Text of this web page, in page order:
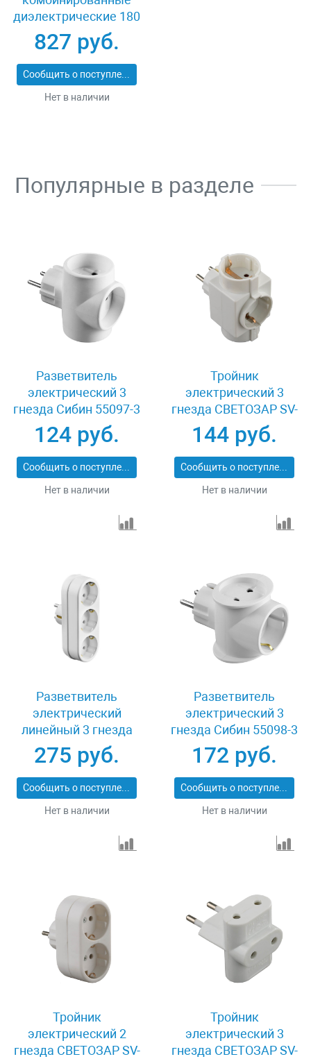
диэлектрические 180
мм Зубр МАСТЕР
ЭЛЕКТРИК 2214-1-
18_z02
827 руб.
Сообщить о поступлении
Нет в наличии
Популярные в разделе
Разветвитель
электрический 3
гнезда Сибин 55097-3
124 руб.
Сообщить о поступлении
Нет в наличии
Тройник
электрический 3
гнезда СВЕТОЗАР SV-
55095
144 руб.
Сообщить о поступлении
Нет в наличии
Разветвитель
электрический
линейный 3 гнезда
Сибин 55099-3
275 руб.
Сообщить о поступлении
Нет в наличии
Разветвитель
электрический 3
гнезда Сибин 55098-3
172 руб.
Сообщить о поступлении
Нет в наличии
Тройник
электрический 2
гнезда СВЕТОЗАР SV-
Тройник
электрический 3
гнезда СВЕТОЗАР SV-